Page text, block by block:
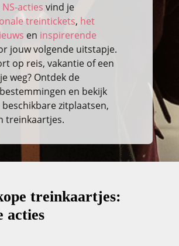
NS-acties vind je
treintickets, het
en inspirerende
jouw volgende uitstapje.
op reis, vakantie of een
weg? Ontdek de
en bekijk
zitplaatsen,
treinkaartjes.
treinkaartjes:
acties